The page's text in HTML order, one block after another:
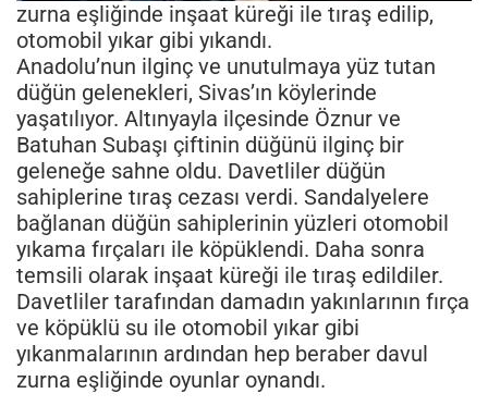
zurna eşliğinde inşaat küreği ile tıraş edilip,
otomobil yıkar gibi yıkandı.
Anadolu’nun ilginç ve unutulmaya yüz tutan
düğün gelenekleri, Sivas’ın köylerinde
yaşatılıyor. Altınyayla ilçesinde Öznur ve
Batuhan Subaşı çiftinin düğünü ilginç bir
geleneğe sahne oldu. Davetliler düğün
sahiplerine tıraş cezası verdi. Sandalyelere
bağlanan düğün sahiplerinin yüzleri otomobil
yıkama fırçaları ile köpüklendi. Daha sonra
temsili olarak inşaat küreği ile tıraş edildiler.
Davetliler tarafından damadın yakınlarının fırça
ve köpüklü su ile otomobil yıkar gibi
yıkanmalarının ardından hep beraber davul
zurna eşliğinde oyunlar oynandı.